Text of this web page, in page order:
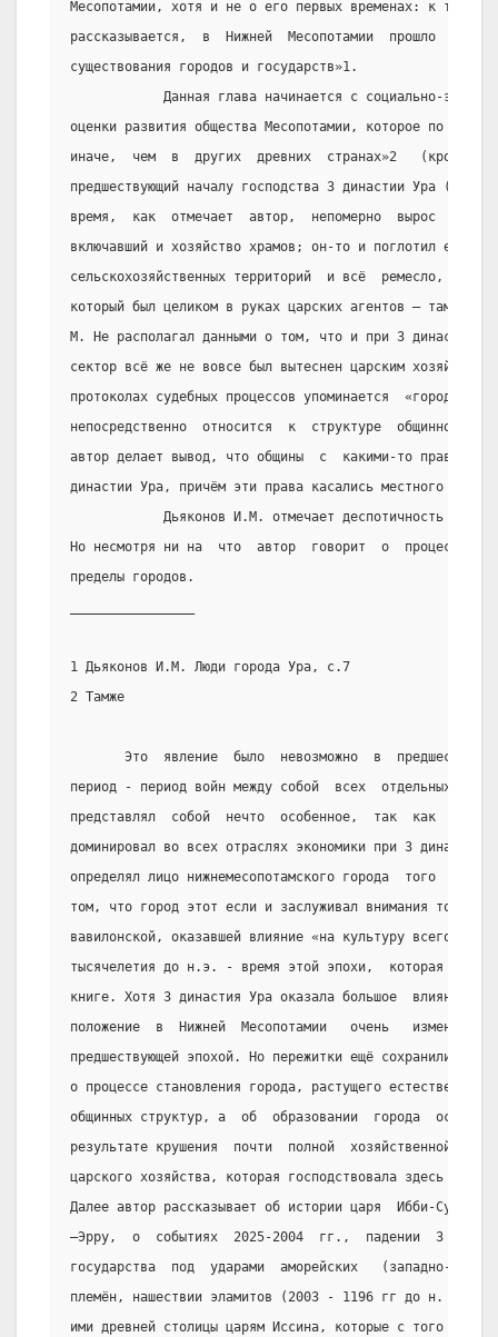
Месопотамии, хотя и не о его первых временах: к той
рассказывается,  в  Нижней  Месопотамии  прошло
существования городов и государств»1.
Данная глава начинается с социально-
оценки развития общества Месопотамии, которое по
иначе,  чем  в  других  древних  странах»2   (кроме
предшествующий началу господства 3 династии Ура (с
время,  как  отмечает  автор,  непомерно  вырос
включавший и хозяйство храмов; он-то и поглотил едва
сельскохозяйственных территорий  и всё  ремесло,
который был целиком в руках царских агентов –
М. Не располагал данными о том, что и при 3 династии
сектор всё же не вовсе был вытеснен царским
протоколах судебных процессов упоминается  «городской
непосредственно  относится  к  структуре  общинного
автор делает вывод, что общины  с  какими-то
династии Ура, причём эти права касались местного
Дьяконов И.М. отмечает деспотичность и
Но несмотря ни на  что  автор  говорит  о  процессе
пределы городов.
1 Дьяконов И.М. Люди города Ура, с.7
2 Тамже
Это  явление  было  невозможно  в
период - период войн между собой  всех  отдельных
представлял  собой  нечто  особенное,  так  как
доминировал во всех отраслях экономики при 3
определял лицо нижнемесопотамского города  того
том, что город этот если и заслуживал внимания то
вавилонской, оказавшей влияние «на культуру всего
тысячелетия до н.э. - время этой эпохи,  которая
книге. Хотя 3 династия Ура оказала большое  влияние
положение  в  Нижней  Месопотамии   очень
предшествующей эпохой. Но пережитки ещё сохранились,
о процессе становления города, растущего естественным
общинных структур, а  об  образовании  города
результате крушения  почти  полной  хозяйственной
царского хозяйства, которая господствовала здесь в
Далее автор рассказывает об истории царя  Ибби-Суэна,
–Эрру,  о  событиях  2025-2004  гг.,  падении  3
государства  под  ударами  аморейских   (западно-
племён, нашествии эламитов (2003 - 1196 гг до н. э.),
ими древней столицы царям Иссина, которые с того